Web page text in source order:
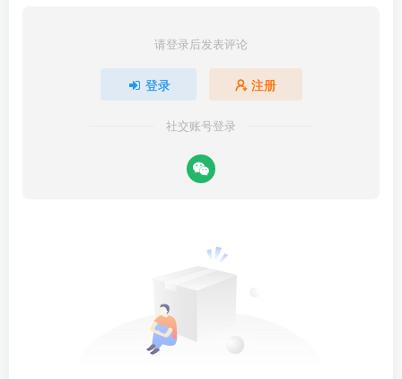
请登录后发表评论
登录 注册
社交账号登录